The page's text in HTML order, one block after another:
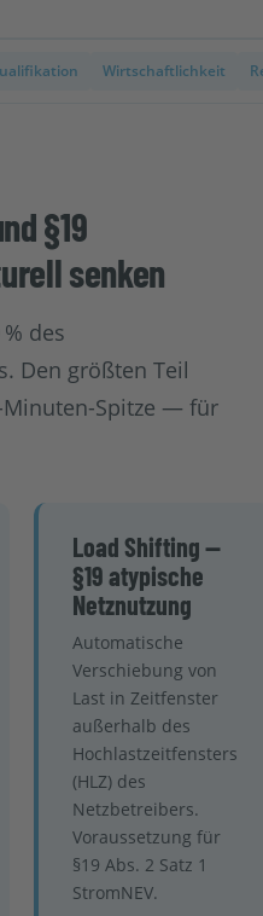
Wirtschaftlichkeit
§19
senken
des
Den größten Teil
Spitze — für
Load Shifting —
§19 atypische
Netznutzung
Automatische
Verschiebung von
Last in Zeitfenster
außerhalb des
Hochlastzeitfensters
(HLZ) des
Netzbetreibers.
Voraussetzung für
§19 Abs. 2 Satz 1
StromNEV.